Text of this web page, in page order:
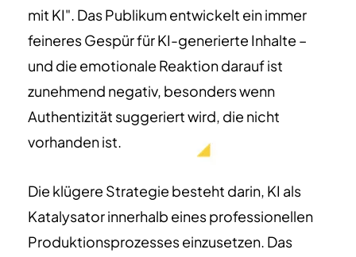
mit KI". Das Publikum entwickelt ein immer
feineres Gespür für KI-generierte Inhalte –
und die emotionale Reaktion darauf ist
zunehmend negativ, besonders wenn
Authentizität suggeriert wird, die nicht
vorhanden ist.
Die klügere Strategie besteht darin, KI als
Katalysator innerhalb eines professionellen
Produktionsprozesses einzusetzen. Das